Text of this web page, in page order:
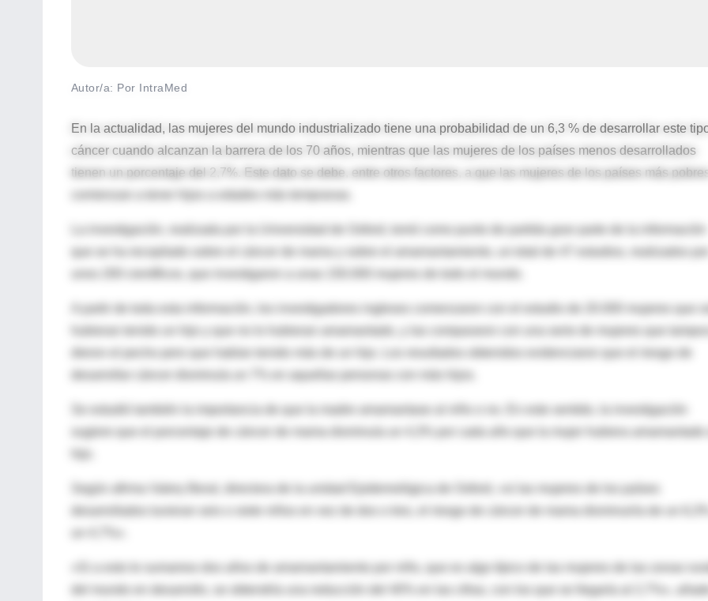
Autor/a: Por IntraMed
En la actualidad, las mujeres del mundo industrializado tiene una probabilidad de un 6,3 % de desarrollar este
cáncer cuando alcanzan la barrera de los 70 años, mientras que las mujeres de los países menos desarrollados
tienen un porcentaje del 2,7%. Este dato se debe, entre otros factores, a que las mujeres de los países más
La investigación, realizada por la Universidad de Oxford, tomó como punto de partida gran parte de la información
unos 200 científicos, que investigaron a unas 150.000 mujeres de todo el mundo.
A partir de toda esta información, los investigadores ingleses comenzaron con el estudio de 20.000 mujeres que
hubieran tenido un hijo y que no lo hubieran amamantado, y las compararon con una serie de mujeres que
dieron el pecho pero que habían tenido más de un hijo. Los resultados obtenidos evidenciaron que el riesgo de
desarrollar cáncer disminuía un 7% en aquellas personas con más hijos.
Se estudió también la importancia de que la madre amamantase al niño o no. En este sentido, la investigación
sugiere que el porcentaje de cáncer de mama disminuía un 4,3% por cada año que la mujer hubiera amamantado
Según afirma Valery Beral, directora de la unidad Epidemológica de Oxford, «si las mujeres de los países
desarrollados tuvieran seis o siete niños en vez de dos o tres, el riesgo de cáncer de mama disminuiría de un 6,3%
«Si a esto le sumamos dos años de amamantamiento por niño, que es algo típico de las mujeres de las zonas
del mundo en desarrollo, se obtendría una reducción del 40% en las cifras, con los que se llegaría al 2,7%», añade